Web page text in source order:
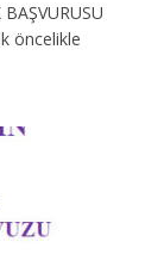
öncelikle